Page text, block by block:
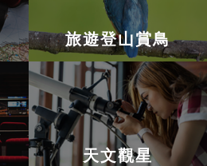
旅遊登山賞鳥
天文觀星